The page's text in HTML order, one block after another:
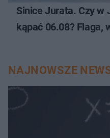
Sinice Jurata. Czy w
kąpać 06.08? Flaga,
NAJNOWSZE